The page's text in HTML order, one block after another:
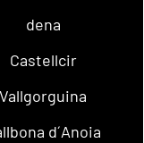
dena
Castellcir
Vallgorguina
d´Anoia